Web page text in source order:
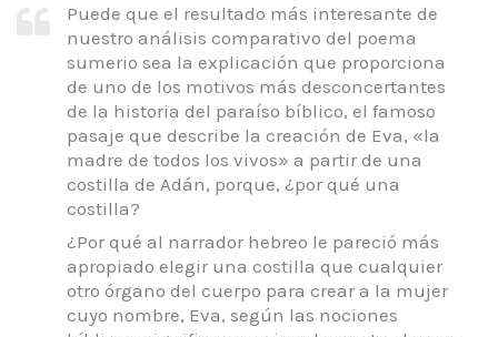
Puede que el resultado más interesante de
nuestro análisis comparativo del poema
sumerio sea la explicación que proporciona
de uno de los motivos más desconcertantes
de la historia del paraíso bíblico, el famoso
pasaje que describe la creación de Eva, «la
madre de todos los vivos» a partir de una
costilla de Adán, porque, ¿por qué una
costilla?
¿Por qué al narrador hebreo le pareció más
apropiado elegir una costilla que cualquier
otro órgano del cuerpo para crear a la mujer
cuyo nombre, Eva, según las nociones